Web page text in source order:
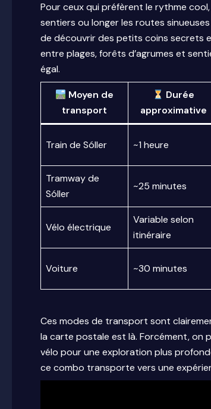
Pour ceux qui préfèrent le rythme
sentiers ou longer les routes
de découvrir des petits coins secrets
entre plages, forêts d’agrumes et
égal.
Moyen de
transport
Durée
approximative
Train de Sóller ~1 heure
Tramway de
Sóller
~25 minutes
Vélo électrique
Variable selon
itinéraire
Voiture ~30 minutes
Ces modes de transport sont
la carte postale est là. Forcément, on
vélo pour une exploration plus
ce combo transporte vers une